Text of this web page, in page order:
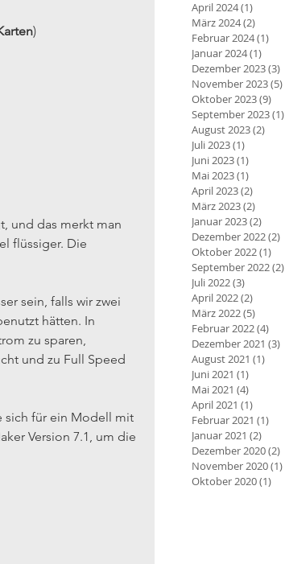
)
und das merkt man
flüssiger. Die
sein, falls wir zwei
hätten. In
zu sparen,
und zu Full Speed
sich für ein Modell mit
Version 7.1, um die
April 2024(1)
März 2024(2)
Februar 2024(1)
Januar 2024(1)
Dezember 2023(3)
November 2023(5)
Oktober 2023(9)
September 2023(1)
August 2023(2)
Juli 2023(1)
Juni 2023(1)
Mai 2023(1)
April 2023(2)
März 2023(2)
Januar 2023(2)
Dezember 2022(2)
Oktober 2022(1)
September 2022(2)
Juli 2022(3)
April 2022(2)
März 2022(5)
Februar 2022(4)
Dezember 2021 (3)
August 2021 (1)
Juni 2021 (1)
Mai 2021 (4)
April 2021 (1)
Februar 2021 (1)
Januar 2021 (2)
Dezember 2020(2)
November 2020(1)
Oktober 2020(1)